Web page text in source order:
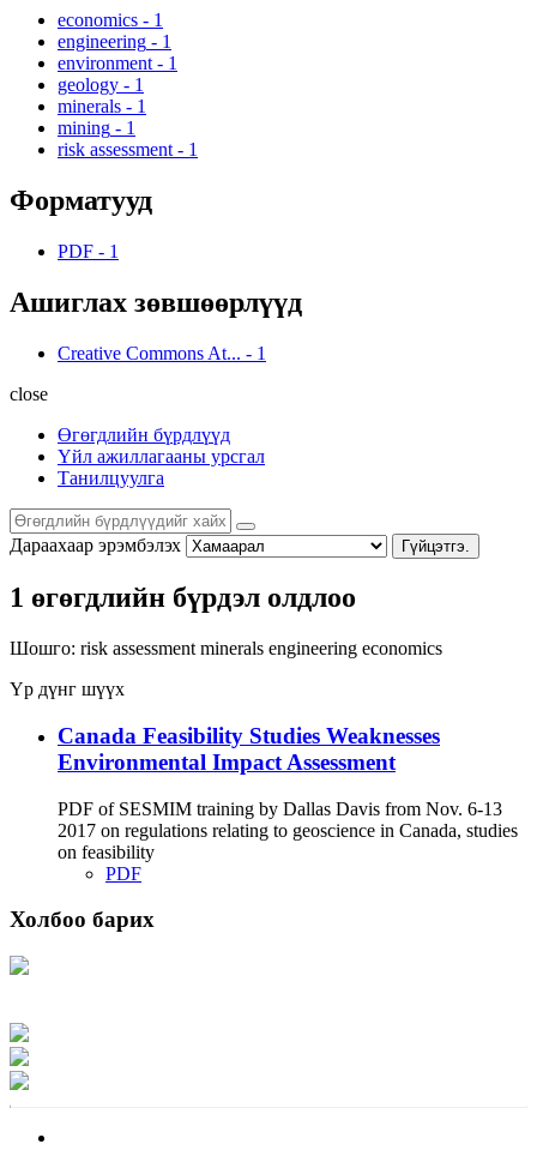
economics - 1
engineering - 1
environment - 1
geology - 1
minerals - 1
mining - 1
risk assessment - 1
Форматууд
PDF - 1
Ашиглах зөвшөөрлүүд
Creative Commons At... - 1
close
Өгөгдлийн бүрдлүүд
Үйл ажиллагааны урсгал
Танилцуулга
Дараахаар эрэмбэлэх Гүйцэтгэ.
1 өгөгдлийн бүрдэл олдлоо
Шошго: risk assessment minerals engineering economics
Үр дүнг шүүх
Canada Feasibility Studies Weaknesses
Environmental Impact Assessment
PDF of SESMIM training by Dallas Davis from Nov. 6-13
2017 on regulations relating to geoscience in Canada, studies
on feasibility
PDF
Холбоо барих